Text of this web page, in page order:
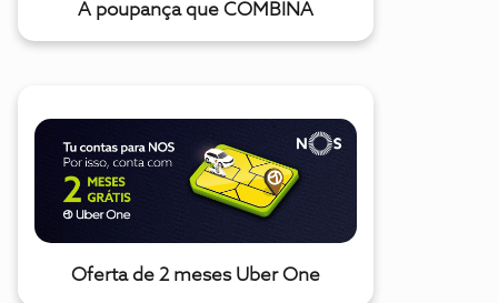
A poupança que COMBINA
Oferta de 2 meses Uber One